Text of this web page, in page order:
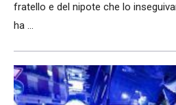
fratello e del nipote che lo
ha ...